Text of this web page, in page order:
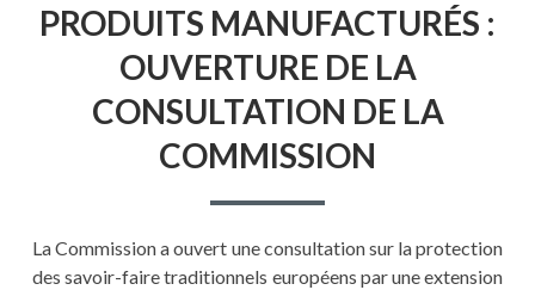
PRODUITS MANUFACTURÉS :
OUVERTURE DE LA
CONSULTATION DE LA
COMMISSION
La Commission a ouvert une consultation sur la protection
des savoir-faire traditionnels européens par une extension